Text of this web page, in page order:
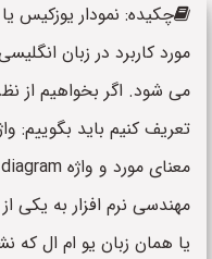
چکیده: نمودار یوزکیس
می شود. اگر بخواهیم از
مهندسی نرم افزار به یکی
یا همان زبان یو ام ال که